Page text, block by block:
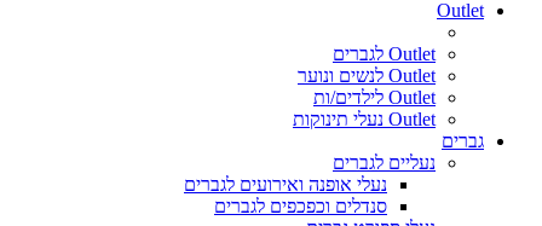
Outlet
Outlet לגברים
Outlet לנשים ונוער
Outlet לילדים/ות
Outlet נעלי תינוקות
גברים
נעליים לגברים
נעלי אופנה ואירועים לגברים
סנדלים וכפכפים לגברים